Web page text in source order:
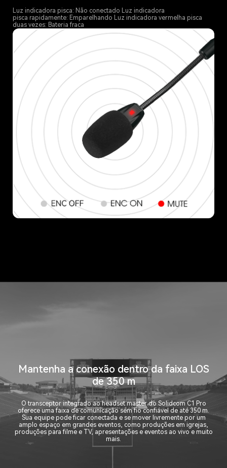
Luz indicadora pisca: Não conectado Luz indicadora
pisca rapidamente: Emparelhando Luz indicadora vermelha pisca
duas vezes: Bateria fraca
Mantenha a conexão dentro da faixa LOS
de 350 m
O transceptor integrado ao headset master do Solidcom C1 Pro
oferece uma faixa de comunicação sem fio confiável de até 350 m.
Sua equipe pode ficar conectada e se mover livremente por um
amplo espaço em grandes eventos, como produções em igrejas,
produções para filme e TV, apresentações e eventos ao vivo e muito
mais.